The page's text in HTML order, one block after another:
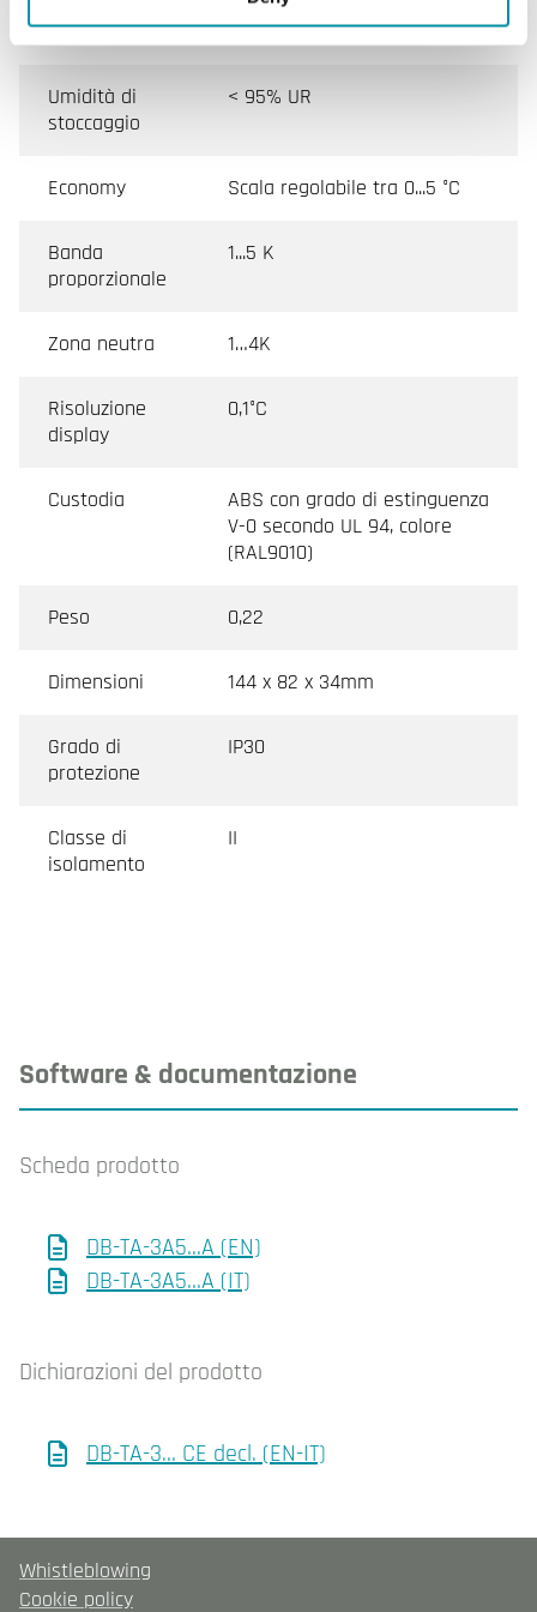
di stoccaggio
Umidità di
stoccaggio
< 95% UR
Economy Scala regolabile tra 0...5 °C
Banda
proporzionale
1...5 K
Zona neutra 1…4K
Risoluzione
display
0,1°C
Custodia
ABS con grado di estinguenza
V-0 secondo UL 94, colore
(RAL9010)
Peso 0,22
Dimensioni 144 x 82 x 34mm
Grado di
protezione
IP30
Classe di
isolamento
II
Software & documentazione
Scheda prodotto
DB-TA-3A5…A (EN)
DB-TA-3A5…A (IT)
Dichiarazioni del prodotto
DB-TA-3… CE decl. (EN-IT)
Whistleblowing
Cookie policy